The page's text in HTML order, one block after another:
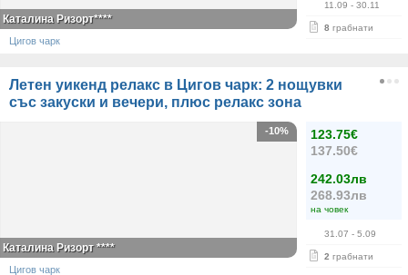
11.09 - 30.11
8 грабнати
Каталина Ризорт****
Цигов чарк
Летен уикенд релакс в Цигов чарк: 2 нощувки
със закуски и вечери, плюс релакс зона
123.75€
137.50€
242.03лв
268.93лв
на човек
31.07 - 5.09
2 грабнати
-10%
Каталина Ризорт ****
Цигов чарк